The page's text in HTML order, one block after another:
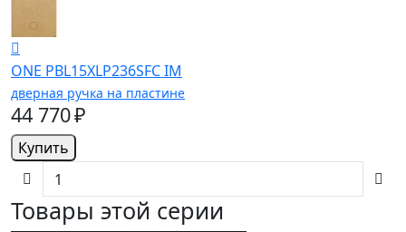
ONE PBL15XLP236SFC IM
дверная ручка на пластине
44 770 ₽
Купить
Товары этой серии